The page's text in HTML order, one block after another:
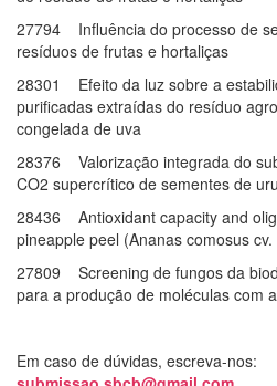
27794 Influência do processo de
resíduos de frutas e hortaliças
28301 Efeito da luz sobre a
purificadas extraídas do resíduo
congelada de uva
28376 Valorização integrada do
CO2 supercrítico de sementes de
28436 Antioxidant capacity and
pineapple peel (Ananas comosus cv.
27809 Screening de fungos da
para a produção de moléculas com
Em caso de dúvidas, escreva-nos: